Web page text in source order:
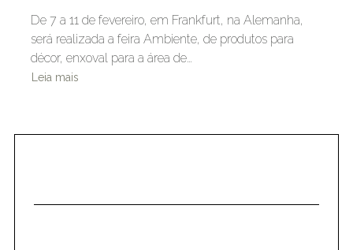
De 7 a 11 de fevereiro, em Frankfurt, na Alemanha,
será realizada a feira Ambiente, de produtos para
décor, enxoval para a área de…
Leia mais